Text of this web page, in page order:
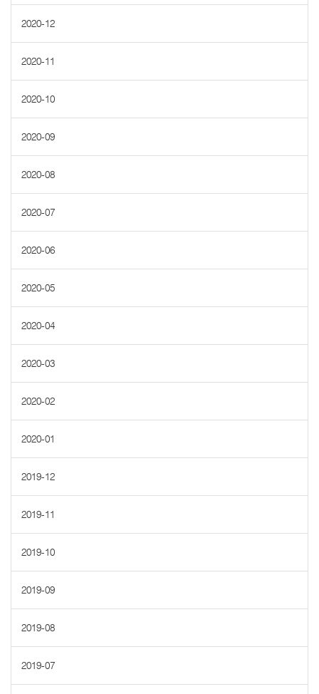
2020-12
2020-11
2020-10
2020-09
2020-08
2020-07
2020-06
2020-05
2020-04
2020-03
2020-02
2020-01
2019-12
2019-11
2019-10
2019-09
2019-08
2019-07